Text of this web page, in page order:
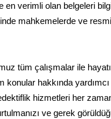
en verimli olan belgeleri
mahkemelerde ve
tüm çalışmalar ile
konular hakkında
hizmetleri her
ve gerek